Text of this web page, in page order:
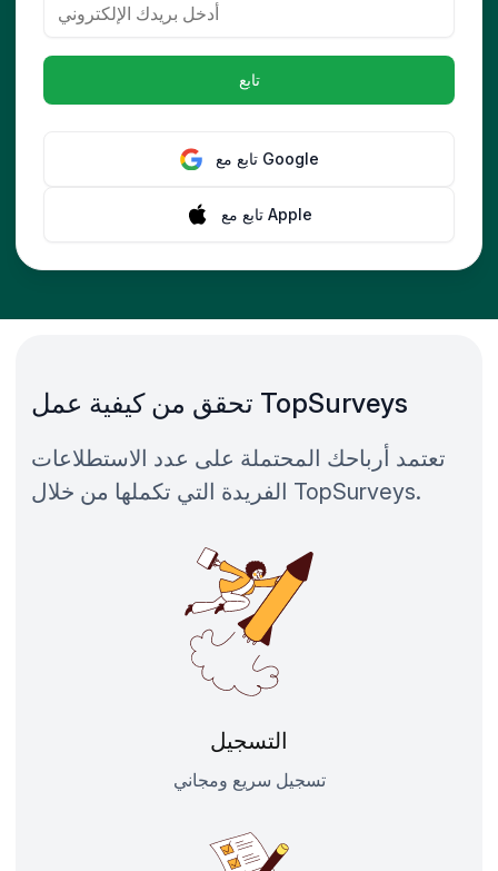
تابع
تابع مع Google
Apple
تحقق من كيفية عمل TopSurveys
تعتمد أرباحك المحتملة على عدد الاستطلاعات
الفريدة التي تكملها من خلال TopSurveys.
التسجيل
تسجيل سريع ومجاني